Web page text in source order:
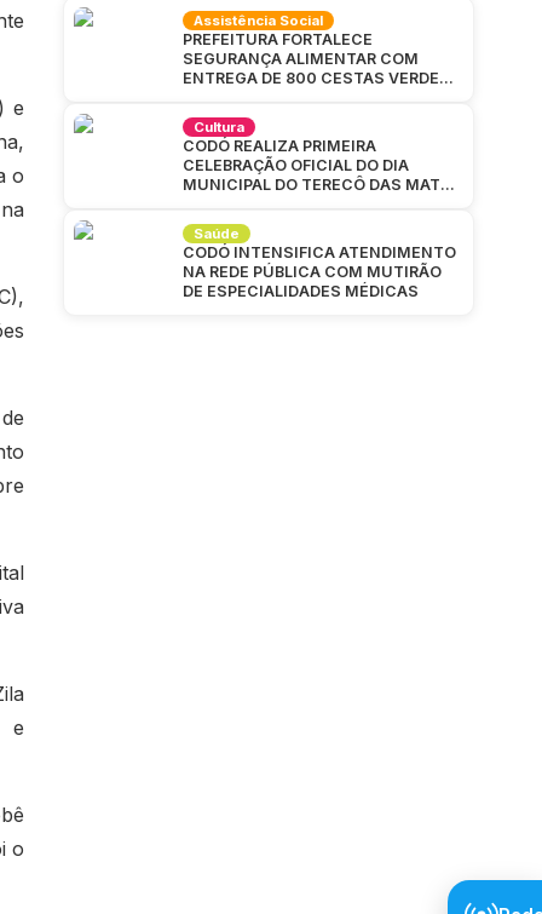
e
o
e
o
Assistência Social
PREFEITURA FORTALECE
SEGURANÇA ALIMENTAR COM
ENTREGA DE 800 CESTAS VERDES
Cultura
CODÓ REALIZA PRIMEIRA
CELEBRAÇÃO OFICIAL DO DIA
MUNICIPAL DO TERECÔ DAS MATAS
Saúde
CODÓ INTENSIFICA ATENDIMENTO
NA REDE PÚBLICA COM MUTIRÃO
DE ESPECIALIDADES MÉDICAS